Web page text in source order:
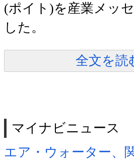
(ポイト)を産業メッ
した。
全文を読
マイナビニュース
エア・ウォーター、